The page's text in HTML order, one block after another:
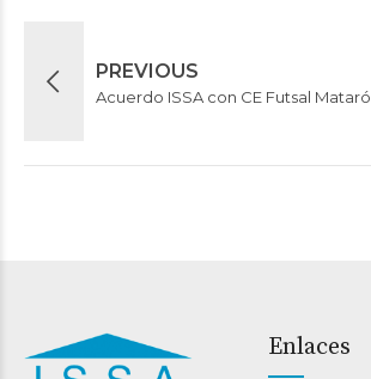
PREVIOUS
Acuerdo ISSA con CE Futsal Mataró
Enlaces